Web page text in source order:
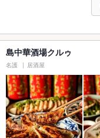
島中華酒場クルゥ
名護 居酒屋